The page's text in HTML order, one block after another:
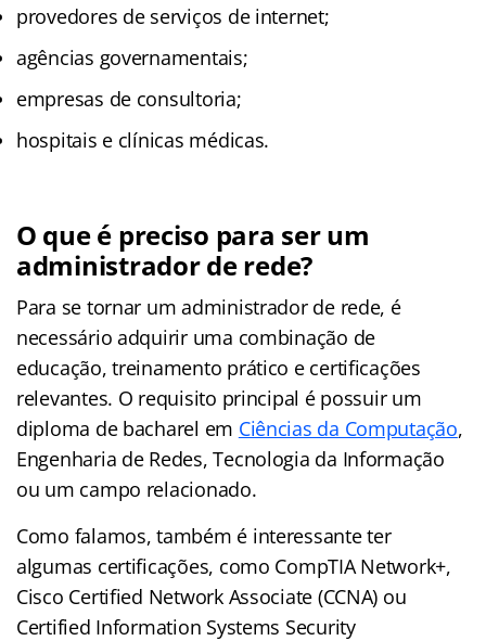
provedores de serviços de internet;
agências governamentais;
empresas de consultoria;
hospitais e clínicas médicas.
O que é preciso para ser um
administrador de rede?
Para se tornar um administrador de rede, é
necessário adquirir uma combinação de
educação, treinamento prático e certificações
relevantes. O requisito principal é possuir um
diploma de bacharel em Ciências da Computação,
Engenharia de Redes, Tecnologia da Informação
ou um campo relacionado.
Como falamos, também é interessante ter
algumas certificações, como CompTIA Network+,
Cisco Certified Network Associate (CCNA) ou
Certified Information Systems Security